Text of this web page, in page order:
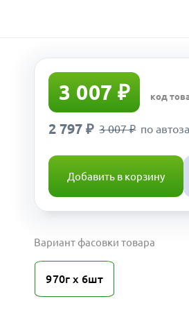
3 007 ₽ код
2 797 ₽ 3 007 ₽ по
Добавить в корзину
Вариант фасовки товара
970г х 6шт